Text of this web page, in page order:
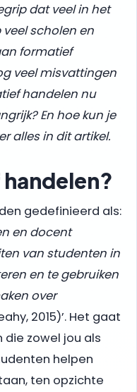
dat veel in het
scholen en
formatief
veel misvattingen
handelen nu
En hoe kun je
alles in dit artikel.
gedefinieerd als:
en docent
van studenten in
en te gebruiken
over
2015)’. Het gaat
zowel jou als
helpen
ten opzichte